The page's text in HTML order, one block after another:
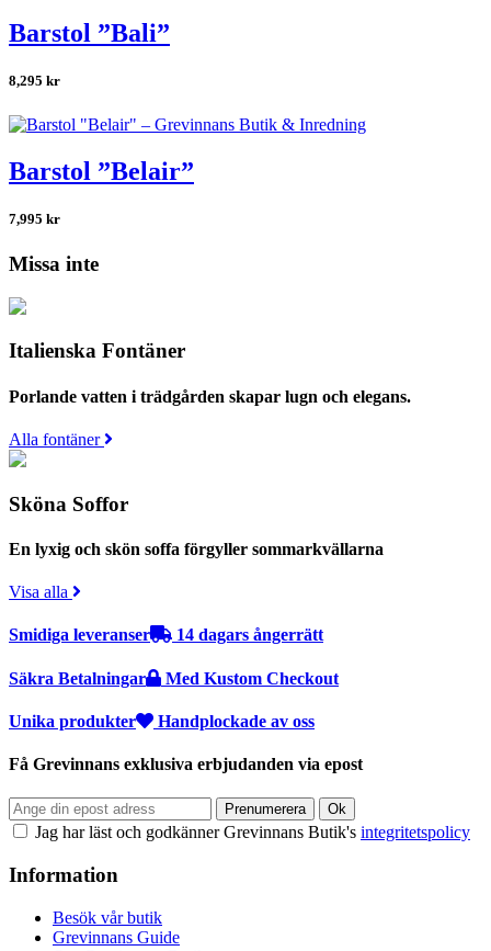
Barstol ”Bali”
8,295 kr
Barstol ”Belair”
7,995 kr
Missa inte
Italienska Fontäner
Porlande vatten i trädgården skapar lugn och elegans.
Alla fontäner
Sköna Soffor
En lyxig och skön soffa förgyller sommarkvällarna
Visa alla
Smidiga leveranser 14 dagars ångerrätt
Säkra Betalningar Med Kustom Checkout
Unika produkter Handplockade av oss
Få Grevinnans exklusiva erbjudanden via epost
Jag har läst och godkänner Grevinnans Butik's integritetspolicy
Information
Besök vår butik
Grevinnans Guide